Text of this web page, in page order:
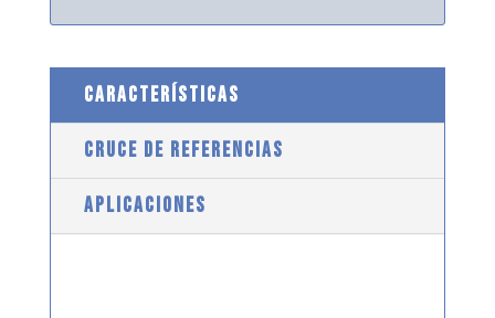
CARACTERÍSTICAS
CRUCE DE REFERENCIAS
APLICACIONES